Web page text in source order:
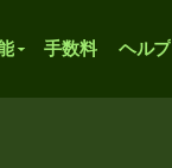
手数料 ヘルプ